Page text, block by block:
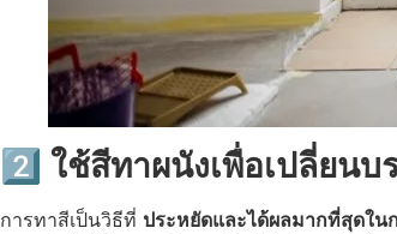
2️⃣ ใช้สีทาผนังเพื่อเปลี่ยน
การทาสีเป็นวิธีที่ ประหยัดและได้ผลมากที่สุดใน